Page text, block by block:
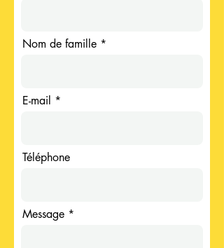
Nom de famille *
E-mail
Téléphone
Message *